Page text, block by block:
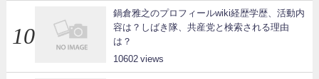
鍋倉雅之のプロフィールwiki経歴学歴、活動内
容は？しばき隊、共産党と検索される理由
は？
10602